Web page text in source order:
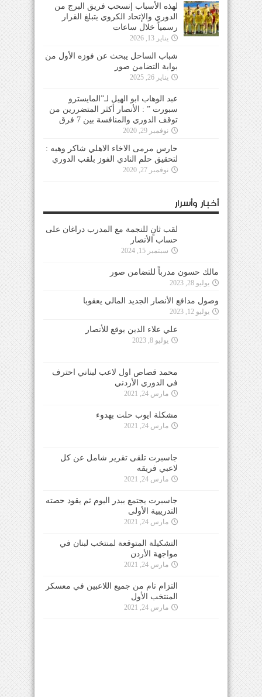
لهذه الأسباب إنسحب فريق البرج من
الدوري والإتحاد الكروي يتبلغ القرار
رسمياً خلال ساعات
يناير 13, 2026
شباب الساحل يبحث عن فوزه الأول من
بوابة التضامن صور
يناير 26, 2025
عبد الوهاب ابو الهيل لـ”المايسترو
سبورت ” : الأنصار أكثر المتضررين من
توقف الدوري والمنافسة بين 7 فرق
نوفمبر 29, 2020
حارس مرمى الاخاء الاهلي شاكر وهبه :
لتحقيق حلم النادي الفوز بلقب الدوري
نوفمبر 27, 2020
أخبار وأسرار
لقب ثانٍ للنجمة مع المدرب دراغان على
حساب الأنصار
سبتمبر 15, 2024
مالك حسون مدرباً للتضامن صور
يوليو 28, 2023
وصول مدافع الأنصار الجديد المالي يعقوبا
يوليو 12, 2023
علي علاء الدين يوقع للأنصار
يوليو 8, 2023
محمد قصاص اول لاعب لبناني احترف
في الدوري الأردني
مارس 24, 2021
مشكلة ايوب حلت بهدوء
مارس 24, 2021
جاسبرت تلقى تقرير شامل عن كل
لاعبي فريقه
مارس 24, 2021
جاسبرت يجتمع ببدر اليوم ثم يقود حصته
التدريبية الأولى
مارس 24, 2021
التشكيلة المتوقعة لمنتخب لبنان في
مواجهة الأردن
مارس 24, 2021
التزام تام من جميع اللاعبين في معسكر
المنتخب الأول
مارس 24, 2021